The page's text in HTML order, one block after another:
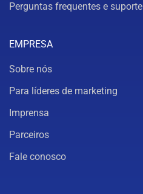
Perguntas frequentes e suporte
EMPRESA
Sobre nós
Para líderes de marketing
Imprensa
Parceiros
Fale conosco